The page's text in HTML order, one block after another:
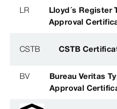
LR
Lloyd´s Register
Approval
CSTB CSTB
BV
Bureau Veritas
Approval